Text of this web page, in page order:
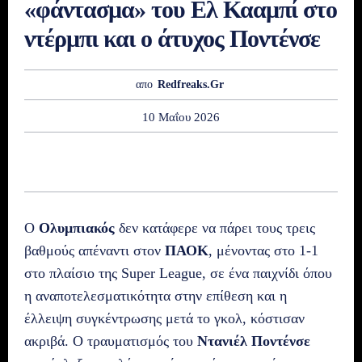
«φάντασμα» του Ελ Κααμπί στο
ντέρμπι και ο άτυχος Ποντένσε
απο Redfreaks.gr
10 Μαΐου 2026
Ο Ολυμπιακός δεν κατάφερε να πάρει τους τρεις
βαθμούς απέναντι στον ΠΑΟΚ, μένοντας στο 1-1
στο πλαίσιο της Super League, σε ένα παιχνίδι όπου
η αναποτελεσματικότητα στην επίθεση και η
έλλειψη συγκέντρωσης μετά το γκολ, κόστισαν
ακριβά. Ο τραυματισμός του Ντανιέλ Ποντένσε